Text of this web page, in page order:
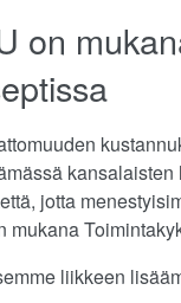
on
jotta
mukana
liikkeen